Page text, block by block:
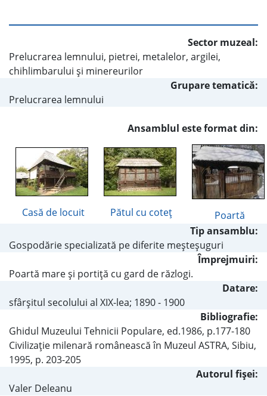
Sector muzeal:
Prelucrarea lemnului, pietrei, metalelor, argilei,
chihlimbarului şi minereurilor
Grupare tematică:
Prelucrarea lemnului
Ansamblul este format din:
Casă de locuit Pătul cu coteţ
Poartă
Tip ansamblu:
Gospodărie specializată pe diferite meşteşuguri
Împrejmuiri:
Poartă mare şi portiţă cu gard de răzlogi.
Datare:
sfârşitul secolului al XIX-lea; 1890 - 1900
Bibliografie:
Ghidul Muzeului Tehnicii Populare, ed.1986, p.177-180
Civilizaţie milenară românească în Muzeul ASTRA, Sibiu,
1995, p. 203-205
Autorul fişei:
Valer Deleanu